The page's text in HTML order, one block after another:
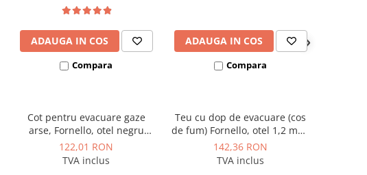
garnitura
ADAUGA IN COS
Compara
ADAUGA IN COS
Compara
Cot pentru evacuare gaze
arse, Fornello, otel negru
pentru centrale si
termoseminee pe peleti,
122,01 RON
TVA inclus
Teu cu dop de evacuare (cos
de fum) Fornello, otel 1,2 mm,
pentru centrale si seminee pe
peleti, diametru 100 mm,
142,36 RON
TVA inclus